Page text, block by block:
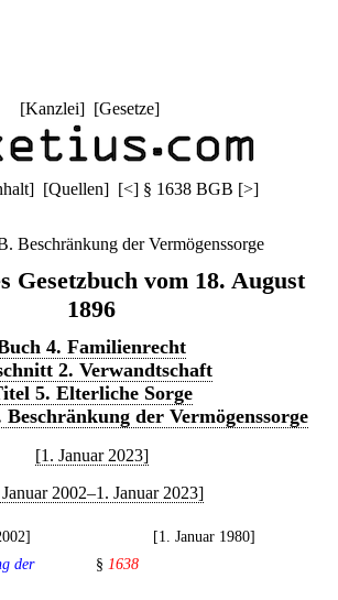
[Kanzlei] [Gesetze]
] [Quellen] [<] § 1638 BGB [>]
Beschränkung der Vermögenssorge
Gesetzbuch vom 18. August
1896
4. Familienrecht
2. Verwandtschaft
5. Elterliche Sorge
der Vermögenssorge
[1. Januar 2023]
2002–1. Januar 2023]
[1. Januar 1980]
der
§ 1638